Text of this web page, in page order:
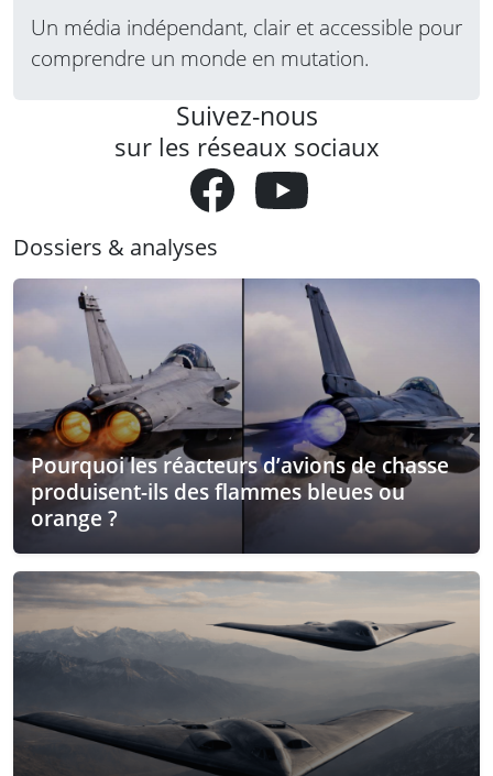
Un média indépendant, clair et accessible pour
comprendre un monde en mutation.
Suivez-nous
sur les réseaux sociaux
Dossiers & analyses
Pourquoi les réacteurs d’avions de chasse
produisent-ils des flammes bleues ou
orange ?